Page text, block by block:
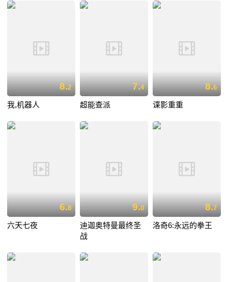
8.2
我,机器人
7.4
超能查派
8.6
谍影重重
6.8
六天七夜
9.0
迪迦奥特曼最终圣
战
8.7
洛奇6:永远的拳王